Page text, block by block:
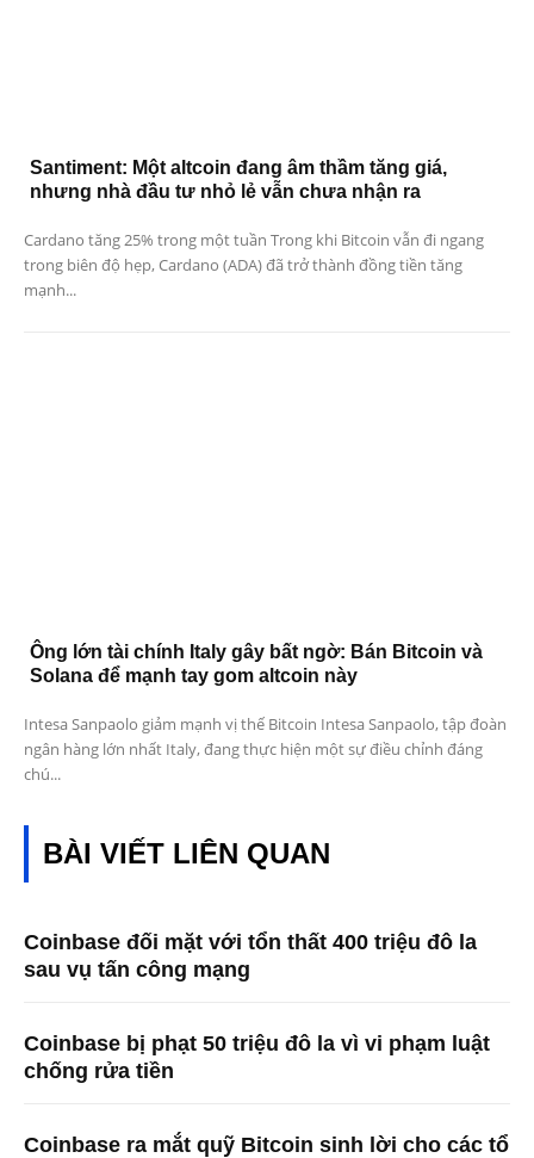
Santiment: Một altcoin đang âm thầm tăng giá,
nhưng nhà đầu tư nhỏ lẻ vẫn chưa nhận ra
Cardano tăng 25% trong một tuần Trong khi Bitcoin vẫn đi ngang
trong biên độ hẹp, Cardano (ADA) đã trở thành đồng tiền tăng
mạnh...
Ông lớn tài chính Italy gây bất ngờ: Bán Bitcoin và
Solana để mạnh tay gom altcoin này
Intesa Sanpaolo giảm mạnh vị thế Bitcoin Intesa Sanpaolo, tập đoàn
ngân hàng lớn nhất Italy, đang thực hiện một sự điều chỉnh đáng
chú...
BÀI VIẾT LIÊN QUAN
Coinbase đối mặt với tổn thất 400 triệu đô la
sau vụ tấn công mạng
Coinbase bị phạt 50 triệu đô la vì vi phạm luật
chống rửa tiền
Coinbase ra mắt quỹ Bitcoin sinh lời cho các tổ